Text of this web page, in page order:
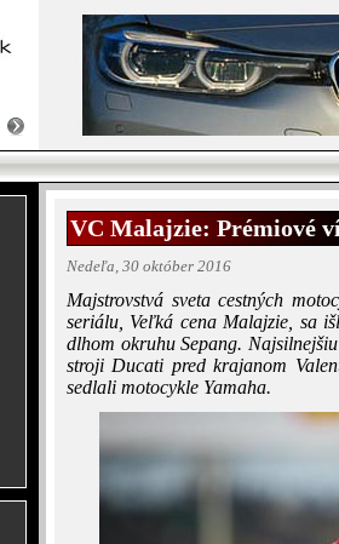
VC Malajzie: Prémiové
Nedeľa, 30 október 2016
Majstrovstvá sveta cestných
seriálu, Veľká cena Malajzie, sa
dlhom okruhu Sepang.
stroji Ducati pred krajanom
sedlali motocykle Yamaha.